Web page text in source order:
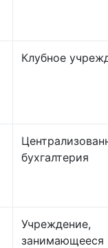
Клубное
бухгалтерия
Учреждение,
занимающееся